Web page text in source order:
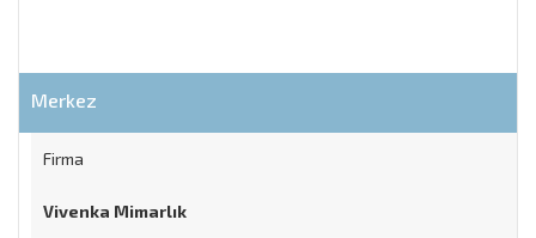
Merkez
Firma
Vivenka Mimarlık